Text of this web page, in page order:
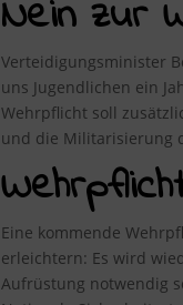
Nein zur
Verteidigungsminister
uns Jugendlichen ein
Wehrpflicht soll
und die Militarisierung
Eine kommende
erleichtern: Es wird
Aufrüstung notwendig